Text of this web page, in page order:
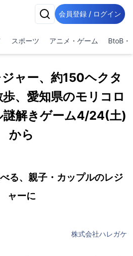
会員登録 / ログイン
スポーツ アニメ・ゲーム BtoB・
ャー、約150ヘクタ
、愛知県のモリコロ
謎解きゲーム4/24(土)
から
る、親子・カップルのレジ
ャーに
株式会社ハレガケ